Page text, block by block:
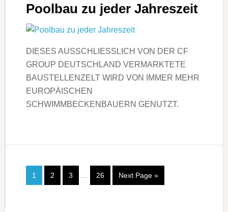
Poolbau zu jeder Jahreszeit
DIESES AUSSCHLIESSLICH VON DER CF
GROUP DEUTSCHLAND VERMARKTETE
BAUSTELLENZELT WIRD VON IMMER MEHR
EUROPÄISCHEN
SCHWIMMBECKENBAUERN GENUTZT.
1 2 3 26 Next Page »